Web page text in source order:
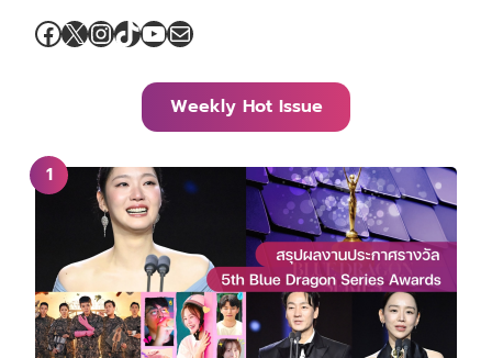
Facebook
X Instagram
TikTok
YouTube
Mail
Weekly Hot Issue